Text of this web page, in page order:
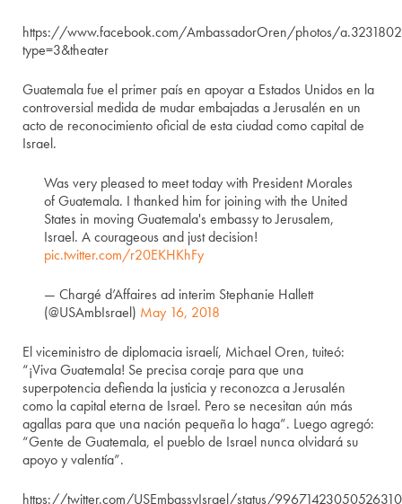
https://www.facebook.com/AmbassadorOren/photos/
type=3&theater
Guatemala fue el primer país en apoyar a Estados Unidos en la
controversial medida de mudar embajadas a Jerusalén en un
acto de reconocimiento oficial de esta ciudad como capital de
Israel.
Was very pleased to meet today with President Morales
of Guatemala. I thanked him for joining with the United
States in moving Guatemala's embassy to Jerusalem,
Israel. A courageous and just decision!
pic.twitter.com/r20EKHKhFy
— Chargé d’Affaires ad interim Stephanie Hallett
(@USAmbIsrael) May 16, 2018
El viceministro de diplomacia israelí, Michael Oren, tuiteó:
“¡Viva Guatemala! Se precisa coraje para que una
superpotencia defienda la justicia y reconozca a Jerusalén
como la capital eterna de Israel. Pero se necesitan aún más
agallas para que una nación pequeña lo haga”. Luego agregó:
“Gente de Guatemala, el pueblo de Israel nunca olvidará su
apoyo y valentía”.
https://twitter.com/USEmbassyIsrael/status/